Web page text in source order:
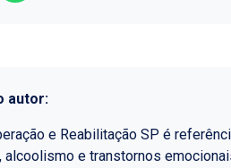
autor:
e Reabilitação SP é
alcoolismo e transtornos